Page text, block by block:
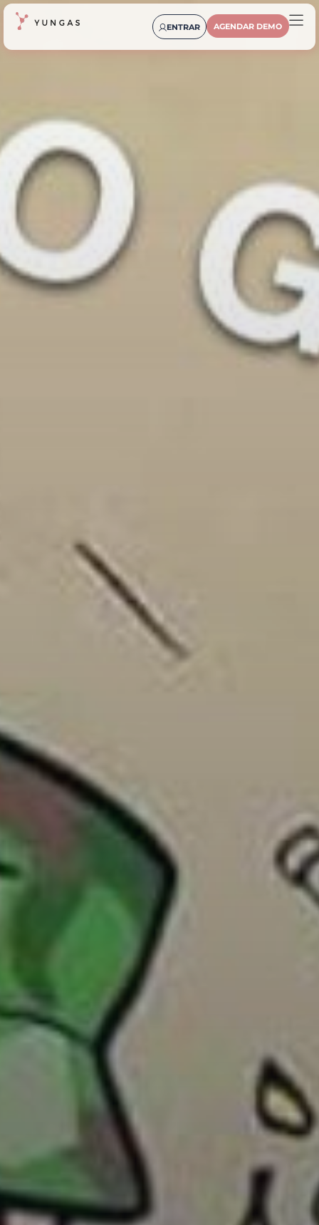
ENTRAR AGENDAR DEMO